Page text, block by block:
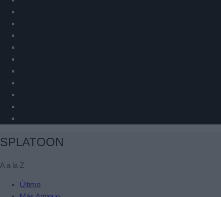
SPLATOON
A a la Z
Último